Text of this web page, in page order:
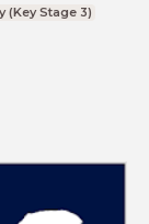
(Key Stage 3)